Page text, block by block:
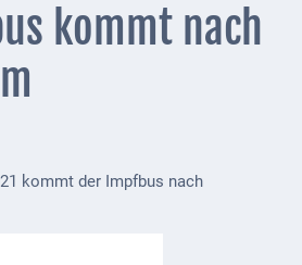
kommt nach
kommt der Impfbus nach